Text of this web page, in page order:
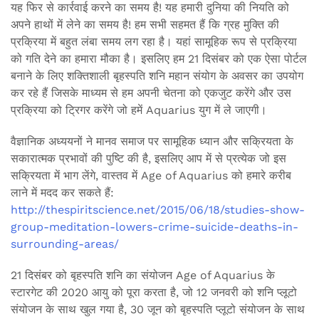
यह फिर से कार्रवाई करने का समय है! यह हमारी दुनिया की नियति को
अपने हाथों में लेने का समय है! हम सभी सहमत हैं कि ग्रह मुक्ति की
प्रक्रिया में बहुत लंबा समय लग रहा है। यहां सामूहिक रूप से प्रक्रिया
को गति देने का हमारा मौका है। इसलिए हम 21 दिसंबर को एक ऐसा पोर्टल
बनाने के लिए शक्तिशाली बृहस्पति शनि महान संयोग के अवसर का उपयोग
कर रहे हैं जिसके माध्यम से हम अपनी चेतना को एकजुट करेंगे और उस
प्रक्रिया को ट्रिगर करेंगे जो हमें Aquarius युग में ले जाएगी।
वैज्ञानिक अध्ययनों ने मानव समाज पर सामूहिक ध्यान और सक्रियता के
सकारात्मक प्रभावों की पुष्टि की है, इसलिए आप में से प्रत्येक जो इस
सक्रियता में भाग लेंगे, वास्तव में Age of Aquarius को हमारे करीब
लाने में मदद कर सकते हैं:
http://thespiritscience.net/2015/06/18/studies-show-
group-meditation-lowers-crime-suicide-deaths-in-
surrounding-areas/
21 दिसंबर को बृहस्पति शनि का संयोजन Age of Aquarius के
स्टारगेट की 2020 आयु को पूरा करता है, जो 12 जनवरी को शनि प्लूटो
संयोजन के साथ खुल गया है, 30 जून को बृहस्पति प्लूटो संयोजन के साथ